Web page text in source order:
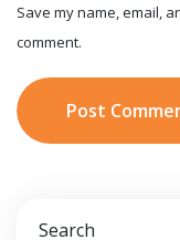
Save my name, email,
comment.
Post
Search